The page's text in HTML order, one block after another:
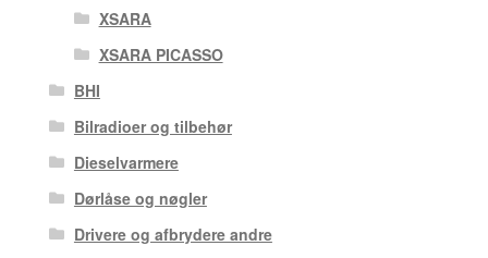
XSARA
XSARA PICASSO
BHI
Bilradioer og tilbehør
Dieselvarmere
Dørlåse og nøgler
Drivere og afbrydere andre